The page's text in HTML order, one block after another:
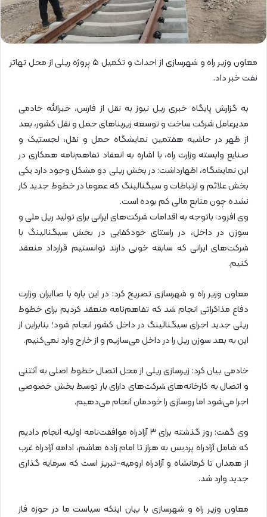
معاون وزیر راه و شهرسازی از احداث و تکمیل ۵ پروژه ریلی از محل تهاتر
نفت خبر داد.
به گزارش پایگاه خبری ریل نیوز به نقل از فارس، خیرالله خادمی
مدیرعامل شرکت ساخت و توسعه زیربناهای حمل و نقل کشور، بعد
از ظهر در حاشیه هفتمین نمایشگاه حمل و نقل، لجستیک و
صنایع وابسته وزارت راه، با اشاره به انعقاد تفاهم‌نامه همکاری در
این نمایشگاه، اظهارداشت: در بخش ریلی دو مشکل وجود دارد یکی
بخش علائم و ارتباطات و سیگنالینگ که عموما در خطوط جدید کار
نشده چون منابع مالی کم بوده است.
وی افزود: باتوجه به اقدامات شرکت‌های ایرانی برای تولید ریل ملی و
سوزن در داخل، در راستای خودکفایی در بخش سیگنالینگ با
شرکت‌های ایرانی که سابقه خوبی دارند توانستیم قرارداد منعقد
کنیم.
معاون وزیر راه و شهرسازی تصریح کرد: در این باره با صاایران وزارت
دفاع مذاکراتی انجام شد که تفاهم‌نامه منعقد کردیم برای خطوط
ریلی جدید اجرای سیگنالینگ در داخل کشور انجام شود؛ بنابراین از
این به بعد سوزن ریل را در داخل می‌سازیم و از خارج وارد نمی‌کنیم.
خادمی بیان کرد: زیرسازی ریلی از محل اتصال خطوط اصلی به آنتنی
و اتصال به کارخانه‌های شرکت‌های دارای بار توسط بخش خصوصی
اجرا می‌‌شود اما روسازی را خودمان انجام می‌دهیم.
وی گفت: روز گذشته برای ۳ آزادراه موافقت‌نامه اولیه انجام دادیم
که شامل آزادراه پردیس به هراز تا امام زاده هاشم، ادامه آزادراه غرب
از همدان تا کرمانشاه و آزادراه ارومیه-تبریز است که سرمایه گذاری
جدید وارد شد.
معاون وزیر راه و شهرسازی با بیان اینکه سیاست ما در حوزه فاز